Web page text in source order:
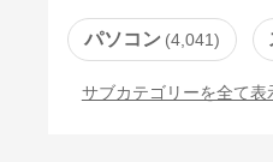
パソコン 4,041
サブカテゴリーを全て表